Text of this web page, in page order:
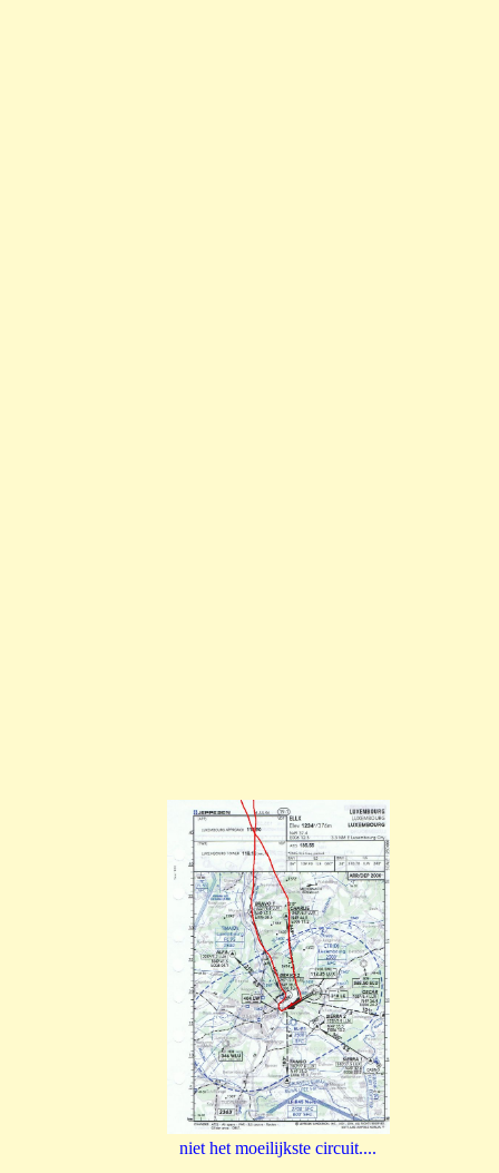
niet het moeilijkste circuit....